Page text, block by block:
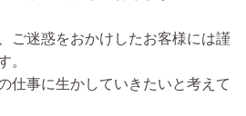
ご迷惑をおかけしたお客様には謹
。
仕事に生かしていきたいと考えて